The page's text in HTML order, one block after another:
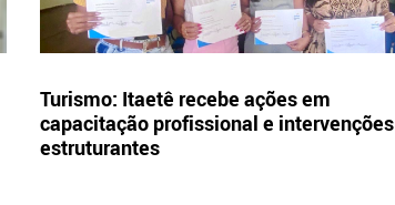
Turismo: Itaetê recebe ações em
capacitação profissional e intervenções
estruturantes